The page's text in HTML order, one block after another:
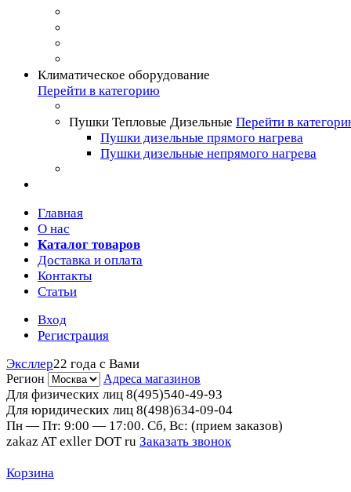
Климатическое оборудование
Перейти в категорию
Пушки Тепловые Дизельные Перейти в
Пушки дизельные прямого нагрева
Пушки дизельные непрямого нагрева
Главная
О нас
Каталог товаров
Доставка и оплата
Контакты
Статьи
Вход
Регистрация
Эксллер22 года с Вами
Регион Адреса магазинов
Для физических лиц 8(495)540-49-93
Для юридических лиц 8(498)634-09-04
Пн — Пт: 9:00 — 17:00. Сб, Вс: (прием заказов)
zakaz AT exller DOT ru Заказать звонок
Корзина